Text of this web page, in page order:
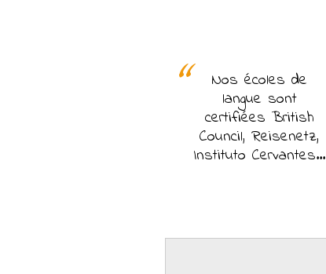
Nos écoles de
langue sont
certifiées British
Council, Reisenetz,
Instituto Cervantes...